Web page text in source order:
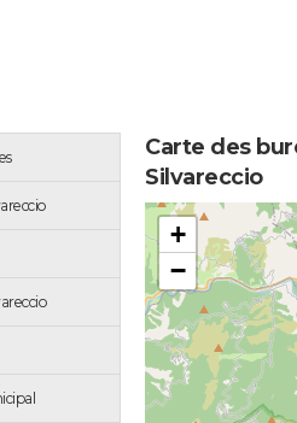
Carte des
Silvareccio
+
−